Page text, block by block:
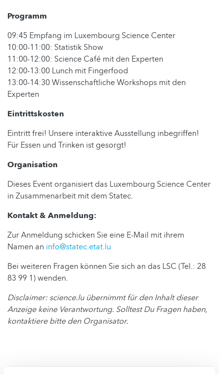
Programm
09:45 Empfang im Luxembourg Science Center
10:00-11:00: Statistik Show
11:00-12:00: Science Café mit den Experten
12:00-13:00 Lunch mit Fingerfood
13:00-14:30 Wissenschaftliche Workshops mit den
Experten
Eintrittskosten
Eintritt frei! Unsere interaktive Ausstellung inbegriffen!
Für Essen und Trinken ist gesorgt!
Organisation
Dieses Event organisiert das Luxembourg Science Center
in Zusammenarbeit mit dem Statec.
Kontakt & Anmeldung:
Zur Anmeldung schicken Sie eine E-Mail mit ihrem
Namen an info@statec.etat.lu
Bei weiteren Fragen können Sie sich an das LSC (Tel.: 28
83 99 1) wenden.
Disclaimer: science.lu übernimmt für den Inhalt dieser
Anzeige keine Verantwortung. Solltest Du Fragen haben,
kontaktiere bitte den Organisator.